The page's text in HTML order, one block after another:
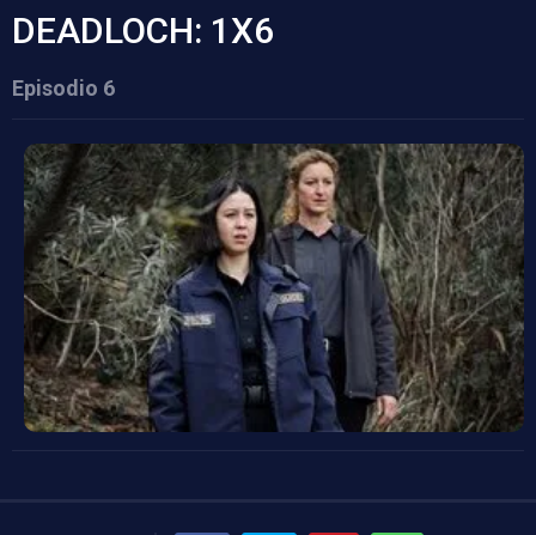
DEADLOCH: 1X6
Episodio 6